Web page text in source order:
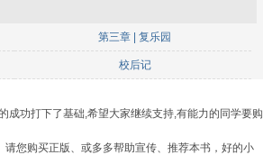
第三章 | 复乐园
校后记
成功打下了基础,希望大家继续支持,有能力的同学要购
请您购买正版、或多多帮助宣传、推荐本书，好的小